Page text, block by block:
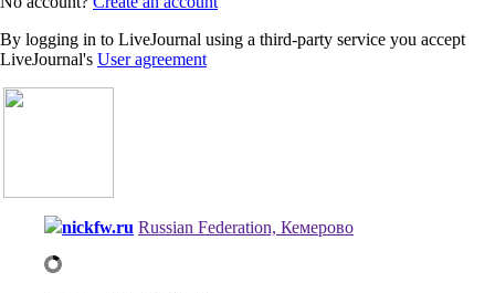
By logging in to LiveJournal using a third-party service you accept
LiveJournal's User agreement
nickfw.ru Russian Federation, Кемерово